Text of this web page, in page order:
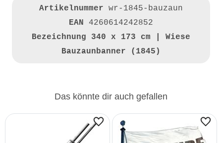
Artikelnummer wr-1845-bauzaun
EAN 4260614242852
Bezeichnung 340 x 173 cm | Wiese
Bauzaunbanner (1845)
Das könnte dir auch gefallen